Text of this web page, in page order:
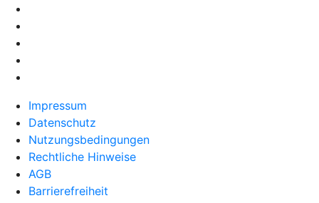
Impressum
Datenschutz
Nutzungsbedingungen
Rechtliche Hinweise
AGB
Barrierefreiheit